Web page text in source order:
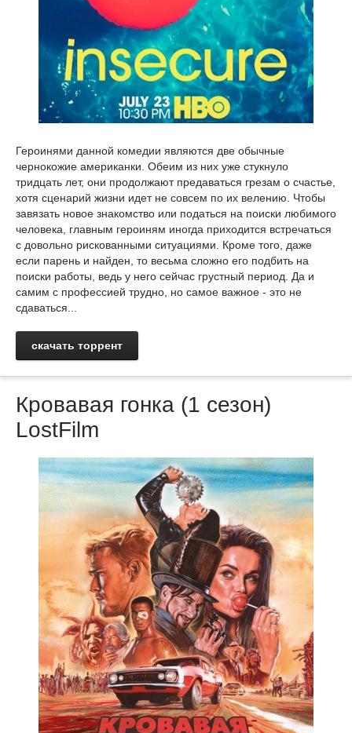
Героинями данной комедии являются две обычные
чернокожие американки. Обеим из них уже стукнуло
тридцать лет, они продолжают предаваться грезам о счастье,
хотя сценарий жизни идет не совсем по их велению. Чтобы
завязать новое знакомство или податься на поиски любимого
человека, главным героиням иногда приходится встречаться
с довольно рискованными ситуациями. Кроме того, даже
если парень и найден, то весьма сложно его подбить на
поиски работы, ведь у него сейчас грустный период. Да и
самим с профессией трудно, но самое важное - это не
сдаваться...
скачать торрент
Кровавая гонка (1 сезон)
LostFilm